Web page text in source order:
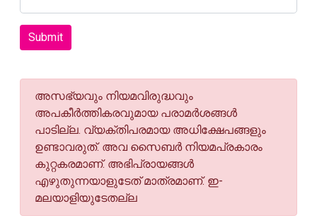
Submit
അസഭ്യവും നിയമവിരുദ്ധവും
അപകീര്‍ത്തികരവുമായ പരാമര്‍ശങ്ങള്‍
പാടില്ല. വ്യക്തിപരമായ അധിക്ഷേപങ്ങളും
ഉണ്ടാവരുത്. അവ സൈബര്‍ നിയമപ്രകാരം
കുറ്റകരമാണ്. അഭിപ്രായങ്ങള്‍
എഴുതുന്നയാളുടേത് മാത്രമാണ്. ഇ-
മലയാളിയുടേതല്ല